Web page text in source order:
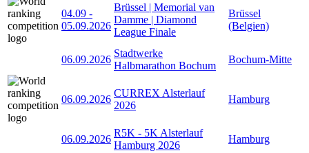
04.09 -
05.09.2026
Brüssel | Memorial van
Damme | Diamond
League Finale
Brüssel
(Belgien)
06.09.2026
Stadtwerke
Halbmarathon Bochum
Bochum-Mitte
06.09.2026
CURREX Alsterlauf
2026
Hamburg
06.09.2026
R5K - 5K Alsterlauf
Hamburg 2026
Hamburg